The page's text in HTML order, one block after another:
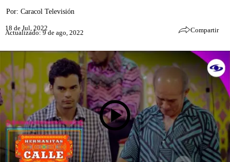
Por: Caracol Televisión
18 de Jul, 2022
Actualizado: 9 de ago, 2022 Compartir